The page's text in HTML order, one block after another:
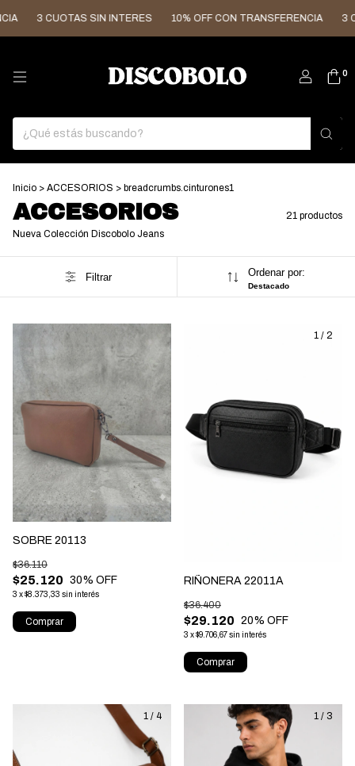
CUOTAS SIN INTERES 10% OFF CON TRANSFERENCIA 3
0
Inicio > ACCESORIOS > breadcrumbs.cinturones1
ACCESORIOS
21 productos
Nueva Colección Discobolo Jeans
Filtrar Ordenar por:
Destacado
SOBRE 20113
$25.120
$36.110
30% OFF
3 x$8.373,33 sin interés
Comprar
1 / 2
RIÑONERA 22011A
$29.120
$36.400
20% OFF
3 x$9.706,67sin interés
Comprar
1 / 4 1 / 3